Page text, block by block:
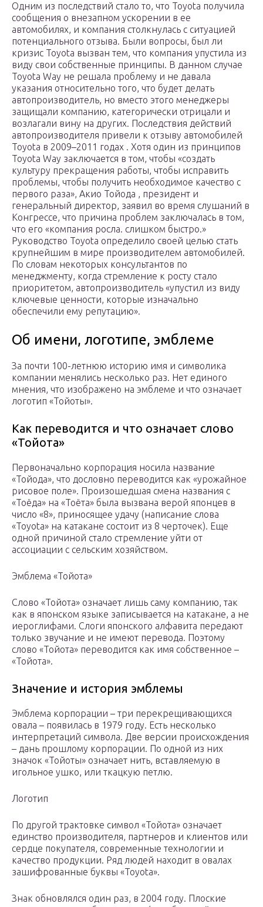
Одним из последствий стало то, что Toyota получила
сообщения о внезапном ускорении в ее
автомобилях, и компания столкнулась с ситуацией
потенциального отзыва. Были вопросы, был ли
кризис Toyota вызван тем, что компания упустила из
виду свои собственные принципы. В данном случае
Toyota Way не решала проблему и не давала
указания относительно того, что будет делать
автопроизводитель, но вместо этого менеджеры
защищали компанию, категорически отрицали и
возлагали вину на других. Последствия действий
автопроизводителя привели к отзыву автомобилей
Toyota в 2009–2011 годах . Хотя один из принципов
Toyota Way заключается в том, чтобы «создать
культуру прекращения работы, чтобы исправить
проблемы, чтобы получить необходимое качество с
первого раза», Акио Тойода , президент и
генеральный директор, заявил во время слушаний в
Конгрессе, что причина проблем заключалась в том,
что его «компания росла. слишком быстро.»
Руководство Toyota определило своей целью стать
крупнейшим в мире производителем автомобилей.
По словам некоторых консультантов по
менеджменту, когда стремление к росту стало
приоритетом, автопроизводитель «упустил из виду
ключевые ценности, которые изначально
обеспечили ему репутацию».
Об имени, логотипе, эмблеме
За почти 100-летнюю историю имя и символика
компании менялись несколько раз. Нет единого
мнения, что изображено на эмблеме и что означает
логотип «Тойоты».
Как переводится и что означает слово
«Тойота»
Первоначально корпорация носила название
«Тойода», что дословно переводится как «урожайное
рисовое поле». Произошедшая смена названия с
«Тоёда» на «Тоёта» была вызвана верой японцев в
число «8», приносящее удачу (написание слова
«Toyota» на катакане состоит из 8 черточек). Еще
одной причиной стало стремление уйти от
ассоциации с сельским хозяйством.
Эмблема «Тойота»
Слово «Тойота» означает лишь саму компанию, так
как в японском языке записывается на катакане, а не
иероглифами. Слоги японского алфавита передают
только звучание и не имеют перевода. Поэтому
слово «Тойота» переводится как имя собственное –
«Тойота».
Значение и история эмблемы
Эмблема корпорации – три перекрещивающихся
овала – появилась в 1979 году. Есть несколько
интерпретаций символа. Две версии происхождения
– дань прошлому корпорации. По одной из них
значок «Тойоты» означает нить, вставляемую в
игольное ушко, или ткацкую петлю.
Логотип
По другой трактовке символ «Тойота» означает
единство производителя, партнеров и клиентов или
сердце покупателя, современные технологии и
качество продукции. Ряд людей находит в овалах
зашифрованные буквы «Toyota».
Знак обновлялся один раз, в 2004 году. Плоские